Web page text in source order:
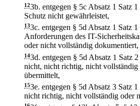
123b. entgegen § 5c Absatz 1 Satz
Schutz nicht gewährleistet,
133c. entgegen § 5d Absatz 1 Satz
Anforderungen des IT-
oder nicht vollständig dokumentiert,
143d. entgegen § 5d Absatz 1 Satz
nicht, nicht richtig, nicht vollständig
übermittelt,
153e. entgegen § 5d Absatz 3 Satz
nicht richtig, nicht vollständig oder